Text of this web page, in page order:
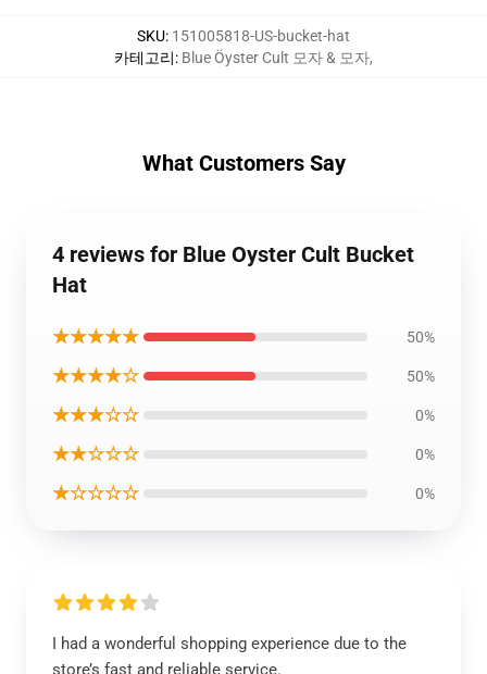
SKU: 151005818-US-bucket-hat
카테고리: Blue Öyster Cult 모자 & 모자,
What Customers Say
4 reviews for Blue Oyster Cult Bucket
Hat
★★★★★ 50%
★★★★☆ 50%
★★★☆☆ 0%
★★☆☆☆ 0%
★☆☆☆☆ 0%
I had a wonderful shopping experience due to the
store’s fast and reliable service.